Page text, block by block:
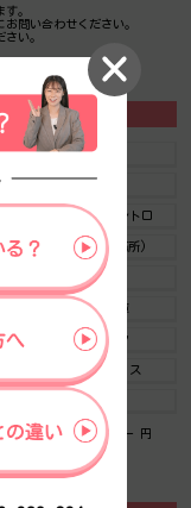
。
問い合わせください。
い。
ゴリ
大型EV
ヴィンテージ・レトロ
SOHO(住居兼事務所)
荷物EVあり
ビル内貸倉庫
ランドマーク
レンタルオフィス
築浅
自転車置場料金： ー 円